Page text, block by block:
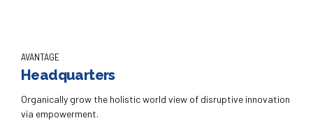
AVANTAGE
Headquarters
Organically grow the holistic world view of disruptive innovation
via empowerment.